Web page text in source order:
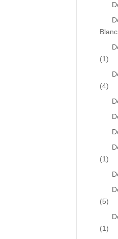
(1)
(4)
(1)
(5)
(1)